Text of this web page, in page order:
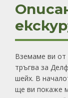
Вземаме ви от
тръгва за
шейх. В
ще ви покаже